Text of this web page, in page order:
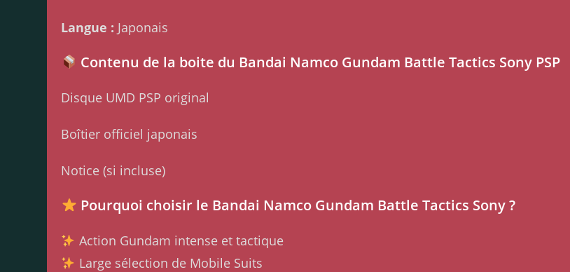
Langue : Japonais
Contenu de la boite du Bandai Namco Gundam Battle Tactics Sony PSP
Disque UMD PSP original
Boîtier officiel japonais
Notice (si incluse)
Pourquoi choisir le Bandai Namco Gundam Battle Tactics Sony ?
Action Gundam intense et tactique
Large sélection de Mobile Suits